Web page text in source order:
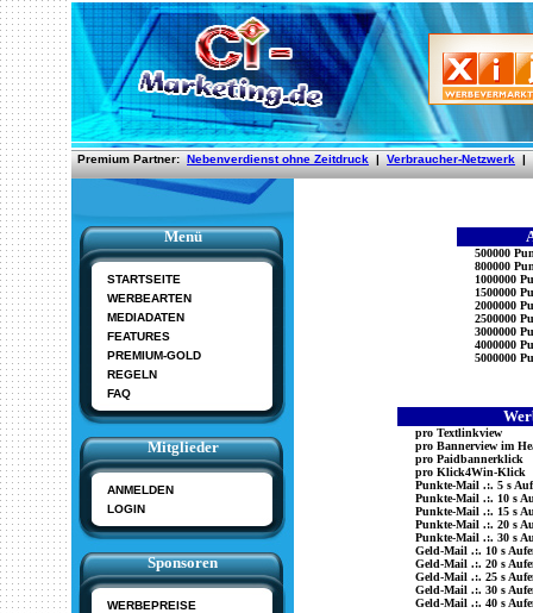
Menü
STARTSEITE
WERBEARTEN
MEDIADATEN
FEATURES
PREMIUM-GOLD
REGELN
FAQ
Mitglieder
ANMELDEN
LOGIN
Sponsoren
WERBEPREISE
500000
800000
1000000
1500000
2000000
2500000
3000000
4000000
5000000
pro Textlinkview
pro Bannerview im
pro Paidbannerklick
pro Klick4Win-Klick
Punkte-Mail .:. 5 s
Punkte-Mail .:. 10 s
Punkte-Mail .:. 15 s
Punkte-Mail .:. 20 s
Punkte-Mail .:. 30 s
Geld-Mail .:. 10 s
Geld-Mail .:. 20 s
Geld-Mail .:. 25 s
Geld-Mail .:. 30 s
Geld-Mail .:. 40 s